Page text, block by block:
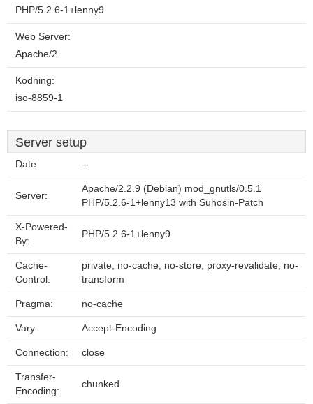
PHP/5.2.6-1+lenny9
Web Server:
Apache/2
Kodning:
iso-8859-1
Server setup
Date: --
Server:
Apache/2.2.9 (Debian) mod_gnutls/0.5.1
PHP/5.2.6-1+lenny13 with Suhosin-Patch
X-Powered-
By:
PHP/5.2.6-1+lenny9
Cache-
Control:
private, no-cache, no-store, proxy-revalidate, no-
transform
Pragma: no-cache
Vary: Accept-Encoding
Connection: close
Transfer-
Encoding:
chunked